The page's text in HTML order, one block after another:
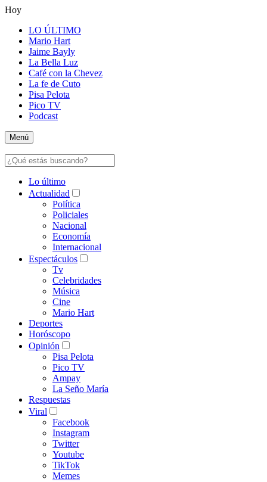
Hoy
LO ÚLTIMO
Mario Hart
Jaime Bayly
La Bella Luz
Café con la Chevez
La fe de Cuto
Pisa Pelota
Pico TV
Podcast
Menú
Lo último
Actualidad
Política
Policiales
Nacional
Economía
Internacional
Espectáculos
Tv
Celebridades
Música
Cine
Mario Hart
Deportes
Horóscopo
Opinión
Pisa Pelota
Pico TV
Ampay
La Seño María
Respuestas
Viral
Facebook
Instagram
Twitter
Youtube
TikTok
Memes